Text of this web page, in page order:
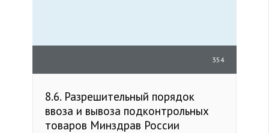
354
8.6. Разрешительный порядок
ввоза и вывоза подконтрольных
товаров Минздрав России